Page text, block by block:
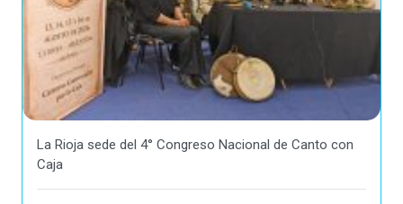
La Rioja sede del 4° Congreso Nacional de Canto con
Caja